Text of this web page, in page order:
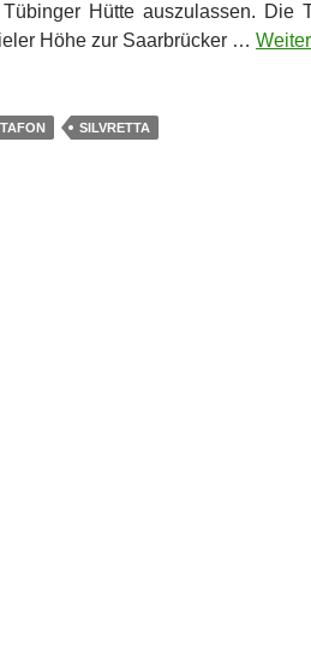
Hütte auszulassen. Die
Höhe zur Saarbrücker …
SILVRETTA